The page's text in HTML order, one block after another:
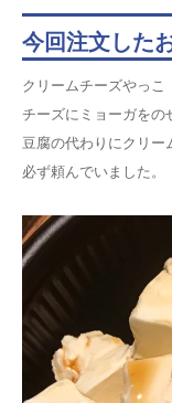
今回注文した
クリームチーズやっ
チーズにミョーガをの
豆腐の代わりにクリー
必ず頼んでいました。